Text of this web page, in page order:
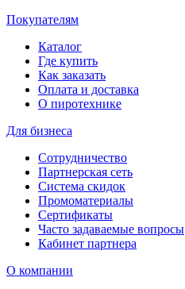
Покупателям
Каталог
Где купить
Как заказать
Оплата и доставка
О пиротехнике
Для бизнеса
Сотрудничество
Партнерская сеть
Система скидок
Промоматериалы
Сертификаты
Часто задаваемые вопросы
Кабинет партнера
О компании